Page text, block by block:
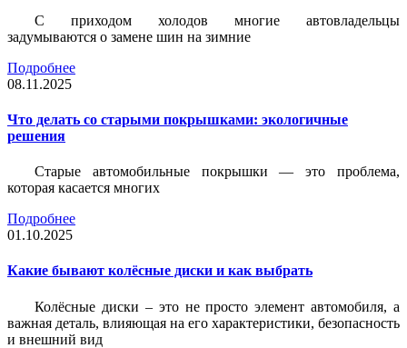
С приходом холодов многие автовладельцы
задумываются о замене шин на зимние
Подробнее
08.11.2025
Что делать со старыми покрышками: экологичные
решения
Старые автомобильные покрышки — это проблема,
которая касается многих
Подробнее
01.10.2025
Какие бывают колёсные диски и как выбрать
Колёсные диски – это не просто элемент автомобиля, а
важная деталь, влияющая на его характеристики, безопасность
и внешний вид